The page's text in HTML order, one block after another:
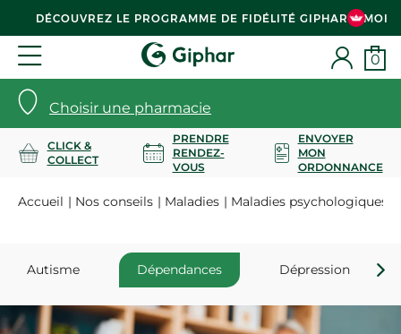
DÉCOUVREZ LE PROGRAMME DE FIDÉLITÉ GIPHAR & MOI
Choisir une pharmacie
0
CLICK &
COLLECT
PRENDRE
RENDEZ-
VOUS
ENVOYER
MON
ORDONNANCE
Accueil Nos conseils Maladies Maladies psychologiques
Autisme Dépendances Dépression